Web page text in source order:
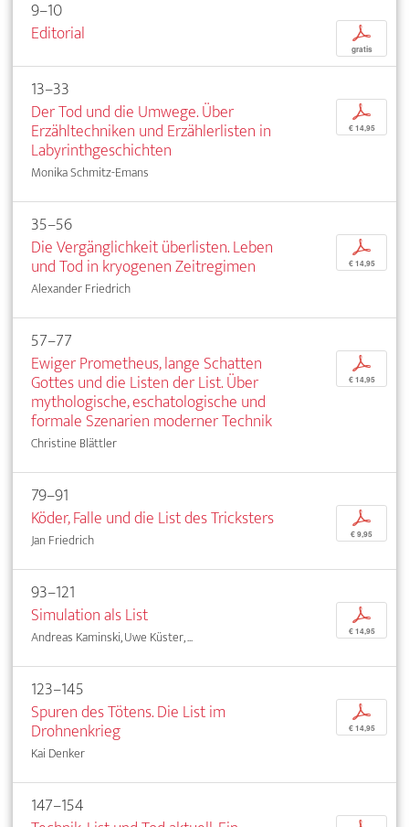
9–10
Editorial
p
gratis
13–33
Der Tod und die Umwege. Über
Erzähltechniken und Erzählerlisten in
Labyrinthgeschichten
Monika Schmitz-Emans
p
€ 14,95
35–56
Die Vergänglichkeit überlisten. Leben
und Tod in kryogenen Zeitregimen
Alexander Friedrich
p
€ 14,95
57–77
Ewiger Prometheus, lange Schatten
Gottes und die Listen der List. Über
mythologische, eschatologische und
formale Szenarien moderner Technik
Christine Blättler
p
€ 14,95
79–91
Köder, Falle und die List des Tricksters
Jan Friedrich
p
€ 9,95
93–121
Simulation als List
Andreas Kaminski, Uwe Küster, ...
p
€ 14,95
123–145
Spuren des Tötens. Die List im
Drohnenkrieg
Kai Denker
p
€ 14,95
147–154